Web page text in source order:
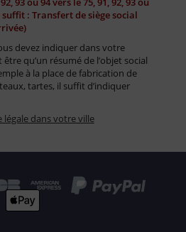
: Transfert de siège social
devez indiquer dans votre
qu’un résumé de l’objet social
à la place de fabrication de
tartes, il suffit d’indiquer
légale dans votre ville